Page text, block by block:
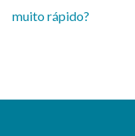
muito rápido?